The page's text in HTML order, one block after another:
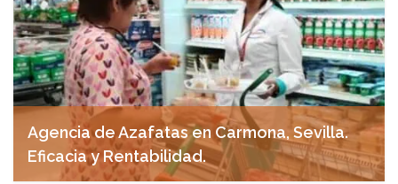
Agencia de Azafatas en Carmona, Sevilla.
Eficacia y Rentabilidad.